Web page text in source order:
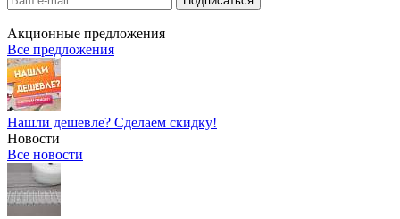
Акционные предложения
Все предложения
Нашли дешевле? Сделаем скидку!
Новости
Все новости